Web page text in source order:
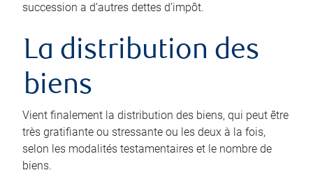
succession a d’autres dettes d’impôt.
La distribution des
biens
Vient finalement la distribution des biens, qui peut être
très gratifiante ou stressante ou les deux à la fois,
selon les modalités testamentaires et le nombre de
biens.